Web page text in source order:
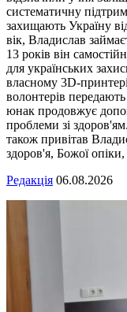
систематичну
захищають Україну
вік, Владислав
13 років він
для українських
власному 3D-
волонтерів
юнак продовжує
проблеми зі
також привітав
здоров'я, Божої
Редакція 06.08.2026